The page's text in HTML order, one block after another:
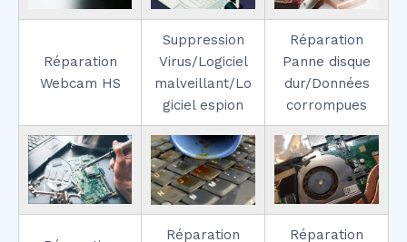
Réparation
Webcam HS
Suppression
Virus/Logiciel
malveillant/Lo
giciel espion
Réparation
Panne disque
dur/Données
corrompues
Réparation
Réparation